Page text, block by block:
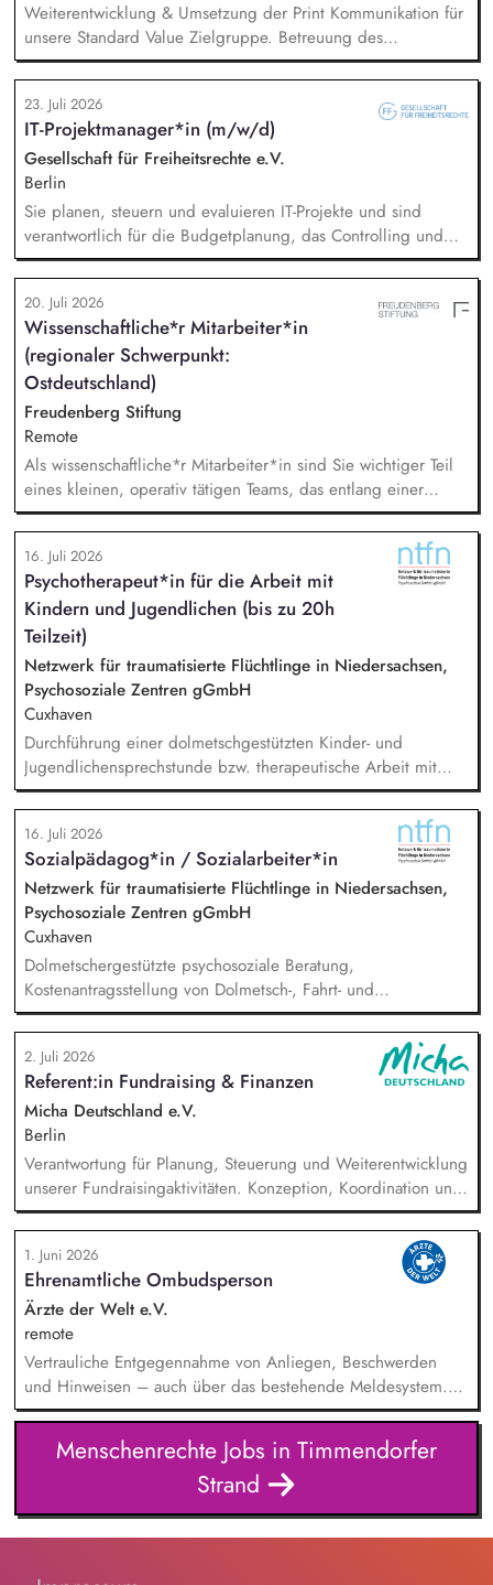
Weiterentwicklung & Umsetzung der Print Kommunikation für
unsere Standard Value Zielgruppe. Betreuung des
postalischen Mailing-Programm inkl. der Spendenmagazine
und Spendenaufrufe sowie der Print Kommunikation innerhalb
unserer Donor Journeys. Ko-Produktion von Content für die
Print Kommunikation in enger Zusammenarbeit mit dem Team
Brand, Content & Publikationen. Redaktion und Prüfung von
Content/Texten für andere Kanäle und Medien.
23. Juli 2026
IT-Projektmanager*in (m/w/d)
Gesellschaft für Freiheitsrechte e.V.
Berlin
Sie planen, steuern und evaluieren IT-Projekte und sind
verantwortlich für die Budgetplanung, das Controlling und
die Ressourcenverteilung, Sie steuern das
Wissensmanagement und begleiten die Migration sowie die
fortlaufende Verwaltung unserer Cloud-Dienste, Sie arbeiten
mit der Systemadministration zusammen und sind dabei
verantwortlich für die Kommunikation mit unseren externen
Dienstleistern, Sie tragen die Verantwortung für die Qualität
des First-Level-Supports für das GFF-Team.
20. Juli 2026
Wissenschaftliche*r Mitarbeiter*in
(regionaler Schwerpunkt:
Ostdeutschland)
Freudenberg Stiftung
Remote
Als wissenschaftliche*r Mitarbeiter*in sind Sie wichtiger Teil
eines kleinen, operativ tätigen Teams, das entlang einer
klaren Programmatik langfristig soziale Innovation
implementiert. Sie unterstützen die Geschäftsführung bei der
Umsetzung der Stiftungsprogrammatik und entwickeln dabei
die Internationalisierungsstrategie der Stiftung weiter. Sie
übersetzen wissenschaftliche Erkenntnisse in
alltagsangebundene Handlungsansätze entlang unserer
Stiftungsprogrammatik.
16. Juli 2026
Psychotherapeut*in für die Arbeit mit
Kindern und Jugendlichen (bis zu 20h
Teilzeit)
Netzwerk für traumatisierte Flüchtlinge in Niedersachsen,
Psychosoziale Zentren gGmbH
Cuxhaven
Durchführung einer dolmetschgestützten Kinder- und
Jugendlichensprechstunde bzw. therapeutische Arbeit mit
geflüchteten Kindern und Jugendlichen /
(trauma-)pädagogische Fachberatung, Dokumentation und
Austausch mit dem Team, Stellungnahmen, Mitarbeit in
externen Netzwerken und Arbeitsgruppen.
16. Juli 2026
Sozialpädagog*in / Sozialarbeiter*in
Netzwerk für traumatisierte Flüchtlinge in Niedersachsen,
Psychosoziale Zentren gGmbH
Cuxhaven
Dolmetschergestützte psychosoziale Beratung,
Kostenantragsstellung von Dolmetsch-, Fahrt- und
Therapiekosten, Mitarbeit in externen Netzwerken und
Arbeitsgruppen, Vermittlung in die psychiatrische /
psychotherapeutische Regelversorgung.
2. Juli 2026
Referent:in Fundraising & Finanzen
Micha Deutschland e.V.
Berlin
Verantwortung für Planung, Steuerung und Weiterentwicklung
unserer Fundraisingaktivitäten. Konzeption, Koordination und
Umsetzung zentraler Fundraisingkampagnen (z. B. Frühjahr,
Jahresende, Aktionen). Aufbau, Pflege und strategische
Weiterentwicklung der Spender:innen‑ und
Großspender:innen‑Beziehungen. Drittmittelmanagement:
Antragstellung, Berichte, Mittelabrufe und Fristenkontrolle.
Budget‑ und Liquiditätsplanung sowie laufendes
Finanzmonitoring.
1. Juni 2026
Ehrenamtliche Ombudsperson
Ärzte der Welt e.V.
remote
Vertrauliche Entgegennahme von Anliegen, Beschwerden
und Hinweisen – auch über das bestehende Meldesystem.
Vermittlung bei Konflikten und Unterstützung bei
Klärungsprozessen. Konzeption und Durchführung von
Schulungen und Sensibilisierungsformaten. Mitwirkung an der
Weiterentwicklung von Leitlinien, Verhaltenskodizes und dem
Meldesystem. Förderung einer offenen Feedback- und
Beschwerdekultur innerhalb der Organisation.
Menschenrechte Jobs in Timmendorfer
Strand